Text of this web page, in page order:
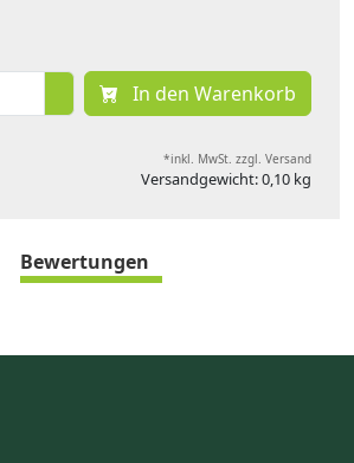
In den Warenkorb
*inkl. MwSt. zzgl. Versand
Versandgewicht: 0,10 kg
Bewertungen